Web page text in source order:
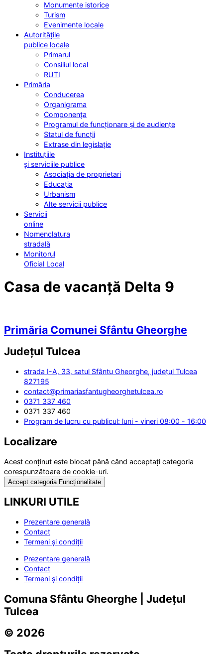
Monumente istorice
Turism
Evenimente locale
Autoritățile
publice locale
Primarul
Consiliul local
RUTI
Primăria
Conducerea
Organigrama
Componența
Programul de funcționare și de audiențe
Statul de funcții
Extrase din legislație
Instituțiile
și serviciile publice
Asociația de proprietari
Educația
Urbanism
Alte servicii publice
Servicii
online
Nomenclatura
stradală
Monitorul
Oficial Local
Casa de vacanță Delta 9
Primăria Comunei Sfântu Gheorghe
Județul Tulcea
strada I-A, 33, satul Sfântu Gheorghe, județul Tulcea
827195
contact@primariasfantugheorghetulcea.ro
0371 337 460
0371 337 460
Program de lucru cu publicul: luni - vineri 08:00 - 16:00
Localizare
Acest conținut este blocat până când acceptați categoria
corespunzătoare de cookie-uri.
Accept categoria Funcționalitate
LINKURI UTILE
Prezentare generală
Contact
Termeni și condiții
Prezentare generală
Contact
Termeni și condiții
Comuna Sfântu Gheorghe | Județul
Tulcea
© 2026